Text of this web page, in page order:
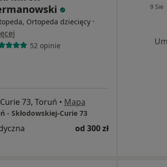
Ortopeda dziecięcy ·
52 opinie
73, Toruń • Mapa
- Skłodowskiej-Curie 73
od 300 zł
9 Sie